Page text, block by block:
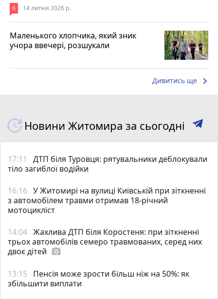
6 14 липня 2026 р.
Маленького хлопчика, який зник
учора ввечері, розшукали
Дивитись ще keyboard_arrow_right
Новини Житомира за сьогодні
17:11
ДТП біля Туровця: рятувальники деблокували
тіло загиблої водійки
16:16 У Житомирі на вулиці Київській при зіткненні
з автомобілем травми отримав 18-річний
мотоцикліст
14:04 Жахлива ДТП біля Коростеня: при зіткненні
трьох автомобілів семеро травмованих, серед них
двоє дітей photo_camera
13:15
Пенсія може зрости більш ніж на 50%: як
збільшити виплати